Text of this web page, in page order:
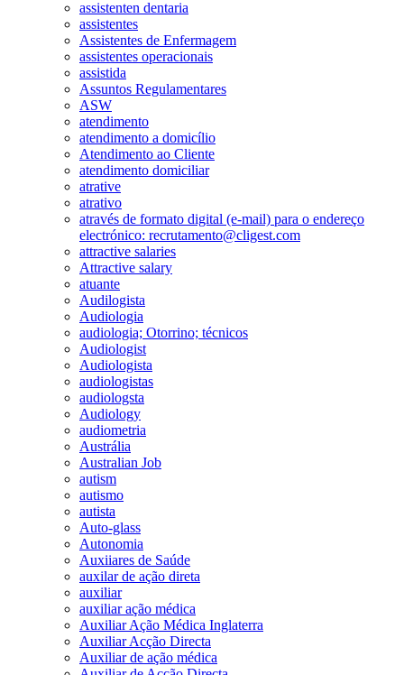
assistenten dentaria
assistentes
Assistentes de Enfermagem
assistentes operacionais
assistida
Assuntos Regulamentares
ASW
atendimento
atendimento a domicílio
Atendimento ao Cliente
atendimento domiciliar
atrative
atrativo
através de formato digital (e-mail) para o endereço
electrónico: recrutamento@cligest.com
attractive salaries
Attractive salary
atuante
Audilogista
Audiologia
audiologia; Otorrino; técnicos
Audiologist
Audiologista
audiologistas
audiologsta
Audiology
audiometria
Austrália
Australian Job
autism
autismo
autista
Auto-glass
Autonomia
Auxiiares de Saúde
auxilar de ação direta
auxiliar
auxiliar ação médica
Auxiliar Ação Médica Inglaterra
Auxiliar Acção Directa
Auxiliar de ação médica